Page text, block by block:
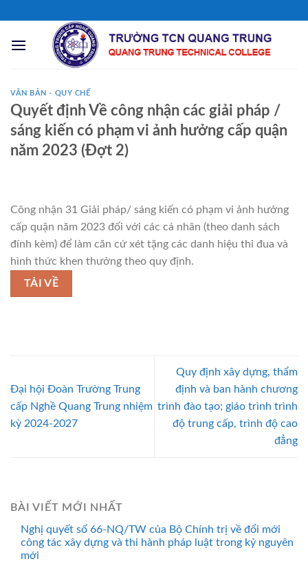
nội
VĂN BẢN - QUY CHẾ
Quyết định Về công nhận các giải pháp /
sáng kiến có phạm vi ảnh hưởng cấp quận
năm 2023 (Đợt 2)
Công nhận 31 Giải pháp/ sáng kiến có phạm vi ảnh hưởng
cấp quận năm 2023 đối với các cá nhân (theo danh sách
đính kèm) để làm căn cứ xét tặng các danh hiệu thi đua và
hình thức khen thưởng theo quy định.
TẢI VỀ
Đại hội Đoàn Trường Trung
cấp Nghề Quang Trung nhiệm
kỳ 2024-2027
Quy định xây dựng, thẩm
định và ban hành chương
trình đào tạo; giáo trình trình
độ trung cấp, trình độ cao
đẳng
BÀI VIẾT MỚI NHẤT
Nghị quyết số 66-NQ/TW của Bộ Chính trị về đổi mới
công tác xây dựng và thi hành pháp luật trong kỷ nguyên
mới